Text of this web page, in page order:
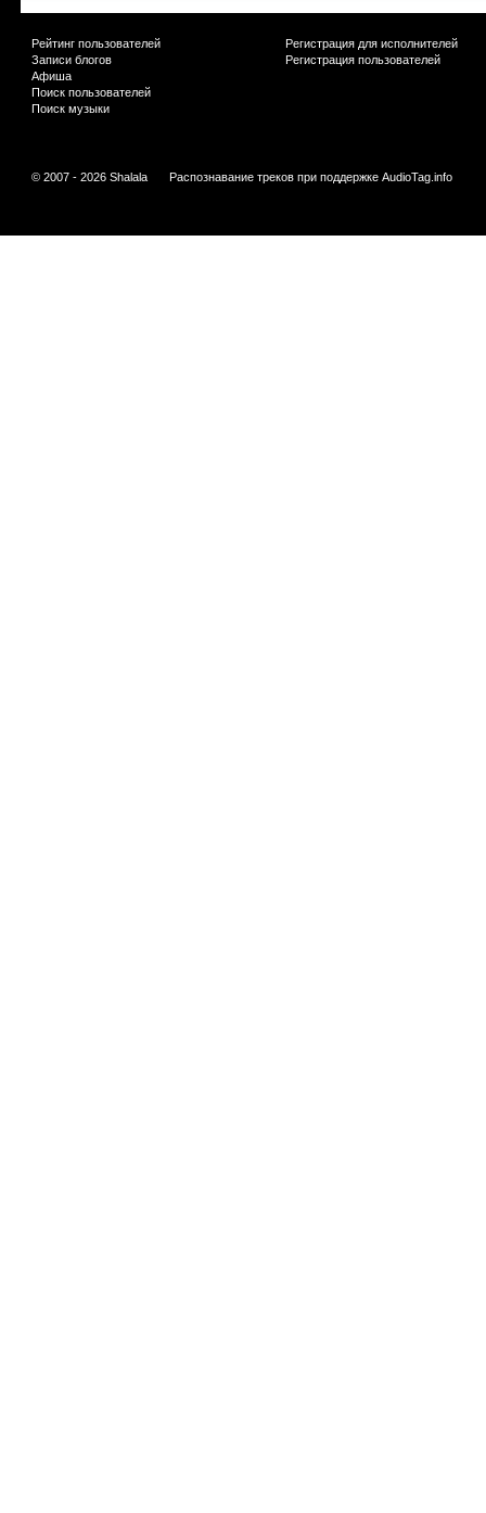
Рейтинг пользователей
Записи блогов
Афиша
Поиск пользователей
Поиск музыки
Регистрация для исполнителей
Регистрация пользователей
© 2007 - 2026 Shalala Распознавание треков при поддержке AudioTag.info